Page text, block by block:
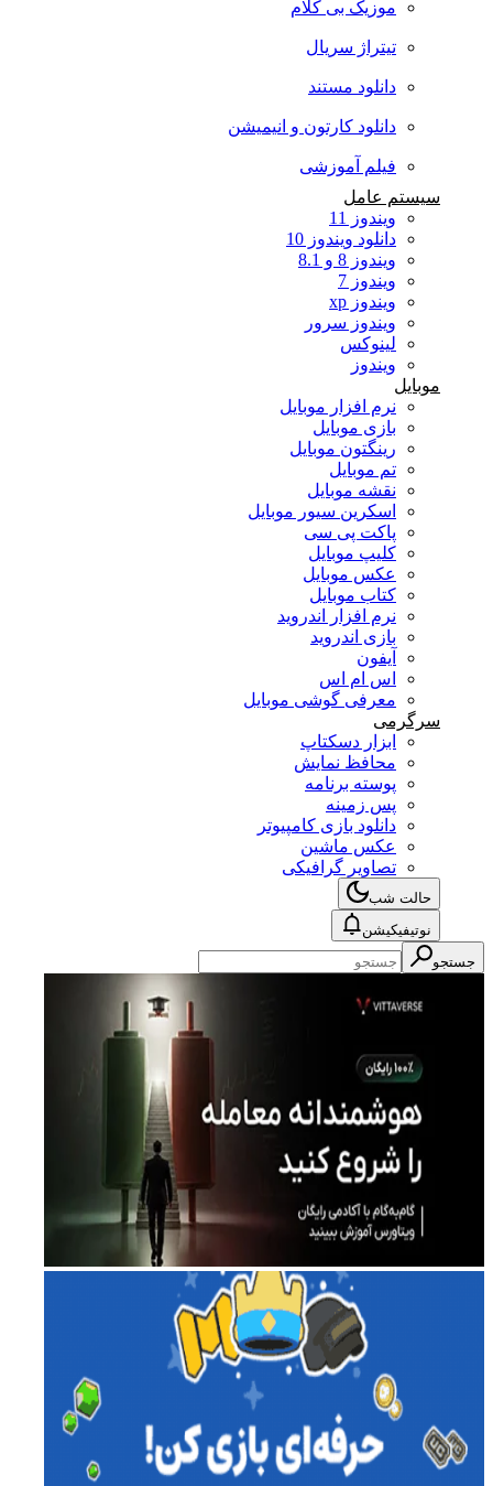
موزیک بی کلام
تیتراژ سریال
دانلود مستند
دانلود کارتون و انیمیشن
فیلم آموزشی
سیستم عامل
ویندوز 11
دانلود ویندوز 10
ویندوز 8 و 8.1
ویندوز 7
ویندوز xp
ویندوز سرور
لینوکس
ویندوز
موبایل
نرم افزار موبایل
بازی موبایل
رینگتون موبایل
تم موبایل
نقشه موبایل
اسکرین سیور موبایل
پاکت پی سی
کلیپ موبایل
عکس موبایل
کتاب موبایل
نرم افزار اندروید
بازی اندروید
آیفون
اس ام اس
معرفی گوشی موبایل
سرگرمی
ابزار دسکتاپ
محافظ نمایش
پوسته برنامه
پس زمینه
دانلود بازی کامپیوتر
عکس ماشین
تصاویر گرافیکی
حالت شب
نوتیفیکیشن
جستجو